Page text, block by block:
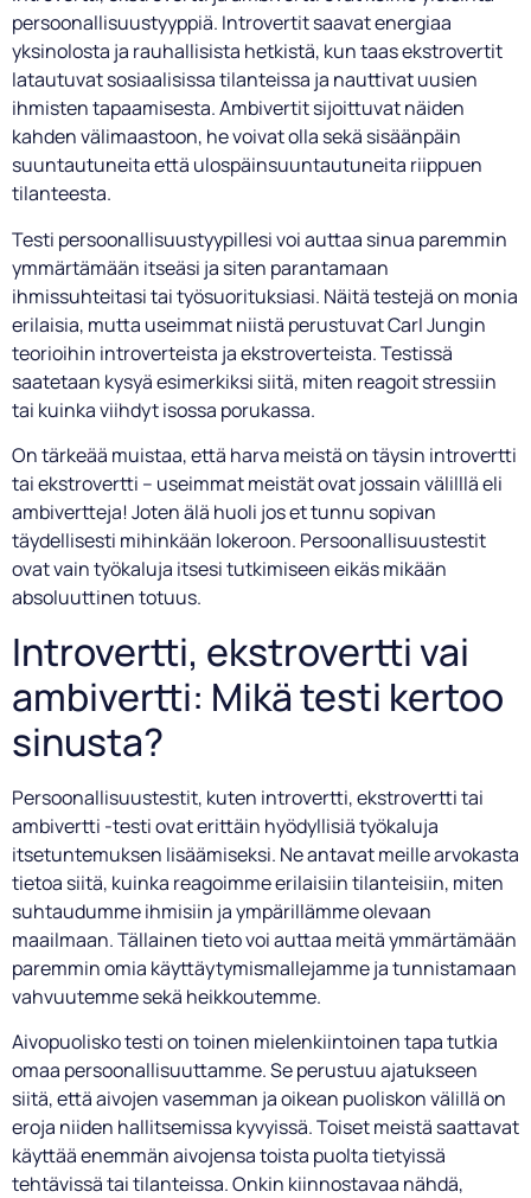
persoonallisuustyyppiä. Introvertit saavat energiaa
yksinolosta ja rauhallisista hetkistä, kun taas ekstrovertit
latautuvat sosiaalisissa tilanteissa ja nauttivat uusien
ihmisten tapaamisesta. Ambivertit sijoittuvat näiden
kahden välimaastoon, he voivat olla sekä sisäänpäin
suuntautuneita että ulospäinsuuntautuneita riippuen
tilanteesta.
Testi persoonallisuustyypillesi voi auttaa sinua paremmin
ymmärtämään itseäsi ja siten parantamaan
ihmissuhteitasi tai työsuorituksiasi. Näitä testejä on monia
erilaisia, mutta useimmat niistä perustuvat Carl Jungin
teorioihin introverteista ja ekstroverteista. Testissä
saatetaan kysyä esimerkiksi siitä, miten reagoit stressiin
tai kuinka viihdyt isossa porukassa.
On tärkeää muistaa, että harva meistä on täysin introvertti
tai ekstrovertti – useimmat meistät ovat jossain välilllä eli
ambivertteja! Joten älä huoli jos et tunnu sopivan
täydellisesti mihinkään lokeroon. Persoonallisuustestit
ovat vain työkaluja itsesi tutkimiseen eikäs mikään
absoluuttinen totuus.
Introvertti, ekstrovertti vai
ambivertti: Mikä testi kertoo
sinusta?
Persoonallisuustestit, kuten introvertti, ekstrovertti tai
ambivertti -testi ovat erittäin hyödyllisiä työkaluja
itsetuntemuksen lisäämiseksi. Ne antavat meille arvokasta
tietoa siitä, kuinka reagoimme erilaisiin tilanteisiin, miten
suhtaudumme ihmisiin ja ympärillämme olevaan
maailmaan. Tällainen tieto voi auttaa meitä ymmärtämään
paremmin omia käyttäytymismallejamme ja tunnistamaan
vahvuutemme sekä heikkoutemme.
Aivopuolisko testi on toinen mielenkiintoinen tapa tutkia
omaa persoonallisuuttamme. Se perustuu ajatukseen
siitä, että aivojen vasemman ja oikean puoliskon välillä on
eroja niiden hallitsemissa kyvyissä. Toiset meistä saattavat
käyttää enemmän aivojensa toista puolta tietyissä
tehtävissä tai tilanteissa. Onkin kiinnostavaa nähdä,